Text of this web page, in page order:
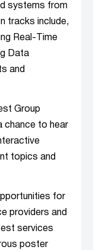
systems from
tracks include,
Real-Time
Data
and
Group
chance to hear
topics and
for
providers and
services
poster